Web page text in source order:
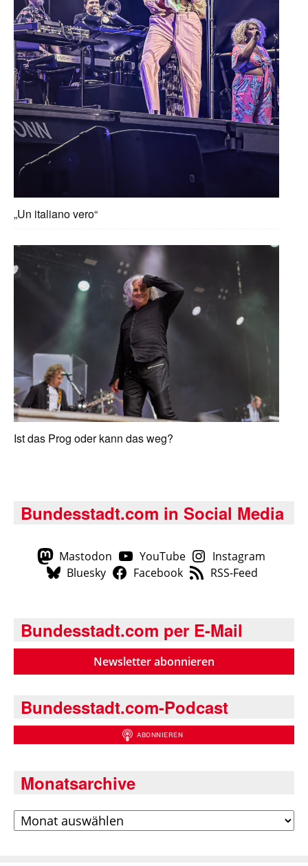
„Un italiano vero“
Ist das Prog oder kann das weg?
Bundesstadt.com in Social Media
Mastodon YouTube
Instagram
Bluesky
Facebook RSS-Feed
Bundesstadt.com per E-Mail
Newsletter abonnieren
Bundesstadt.com-Podcast
Monatsarchive
Archiv